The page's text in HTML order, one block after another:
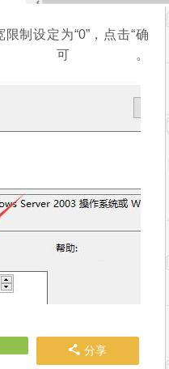
制设定为“0”，点击“确
。
分享